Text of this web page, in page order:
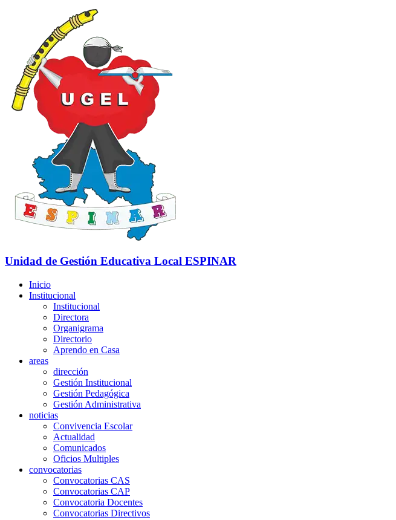
Unidad de Gestión Educativa Local ESPINAR
Inicio
Institucional
Institucional
Directora
Organigrama
Directorio
Aprendo en Casa
areas
dirección
Gestión Institucional
Gestión Pedagógica
Gestión Administrativa
noticias
Convivencia Escolar
Actualidad
Comunicados
Oficios Multiples
convocatorias
Convocatorias CAS
Convocatorias CAP
Convocatoria Docentes
Convocatorias Directivos